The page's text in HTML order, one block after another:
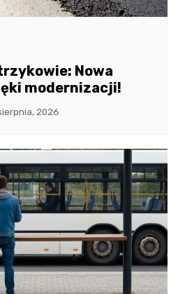
Nowa
modernizacji!
2026